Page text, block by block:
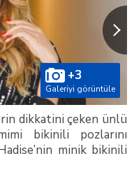
+3
Galeriyi görüntüle
dikkatini çeken ünlü
bikinili pozlarını
minik bikinili